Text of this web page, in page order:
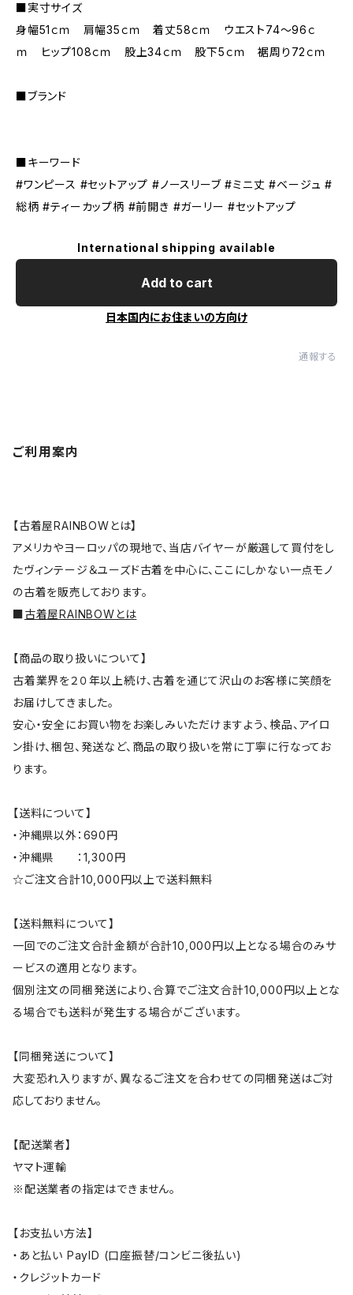
■実寸サイズ
身幅51ｃｍ 肩幅35ｃｍ 着丈58ｃｍ ウエスト74～96ｃ
ｍ ヒップ108ｃｍ 股上34ｃｍ 股下5ｃｍ 裾周り72ｃｍ
■ブランド
■キーワード
#ワンピース #セットアップ #ノースリーブ #ミニ丈 #ベージュ #
総柄 #ティーカップ柄 #前開き #ガーリー #セットアップ
International shipping available
Add to cart
日本国内にお住まいの方向け
通報する
ご利用案内
【古着屋RAINBOWとは】
アメリカやヨーロッパの現地で、当店バイヤーが厳選して買付をし
たヴィンテージ＆ユーズド古着を中心に、ここにしかない一点モノ
の古着を販売しております。
■古着屋RAINBOWとは
【商品の取り扱いについて】
古着業界を２０年以上続け、古着を通じて沢山のお客様に笑顔を
お届けしてきました。
安心・安全にお買い物をお楽しみいただけますよう、検品、アイロ
ン掛け、梱包、発送など、商品の取り扱いを常に丁寧に行なってお
ります。
【送料について】
・沖縄県以外：690円
・沖縄県 ：1,300円
☆ご注文合計10,000円以上で送料無料
【送料無料について】
一回でのご注文合計金額が合計10,000円以上となる場合のみサ
ービスの適用となります。
個別注文の同梱発送により、合算でご注文合計10,000円以上とな
る場合でも送料が発生する場合がございます。
【同梱発送について】
大変恐れ入りますが、異なるご注文を合わせての同梱発送はご対
応しておりません。
【配送業者】
ヤマト運輸
※配送業者の指定はできません。
【お支払い方法】
・あと払い PayID (口座振替/コンビニ後払い)
・クレジットカード